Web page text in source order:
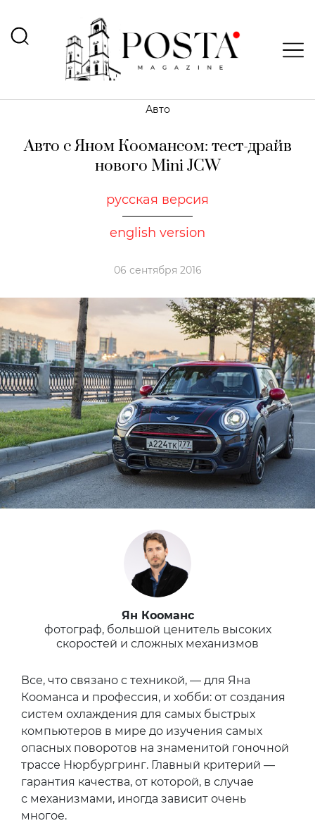
Авто
Авто с Яном Коомансом: тест-драйв
нового Mini JCW
русская версия
english version
06 сентября 2016
Ян Кооманс
фотограф, большой ценитель высоких
скоростей и сложных механизмов
Все, что связано с техникой, — для Яна
Кооманса и профессия, и хобби: от создания
систем охлаждения для самых быстрых
компьютеров в мире до изучения самых
опасных поворотов на знаменитой гоночной
трассе Нюрбургринг. Главный критерий —
гарантия качества, от которой, в случае
с механизмами, иногда зависит очень
многое.